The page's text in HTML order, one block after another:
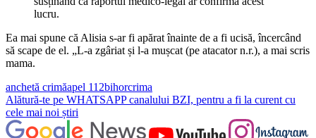
lucru.
Ea mai spune că Alisia s-ar fi apărat înainte de a fi ucisă, încercând
să scape de el. „L-a zgâriat și l-a mușcat (pe atacator n.r.), a mai scris
mama.
anchetă crimăapel 112bihorcrima
Alătură-te pe WHATSAPPcanalului BZI, pentru a fi la curent cu
cele mai noi știri